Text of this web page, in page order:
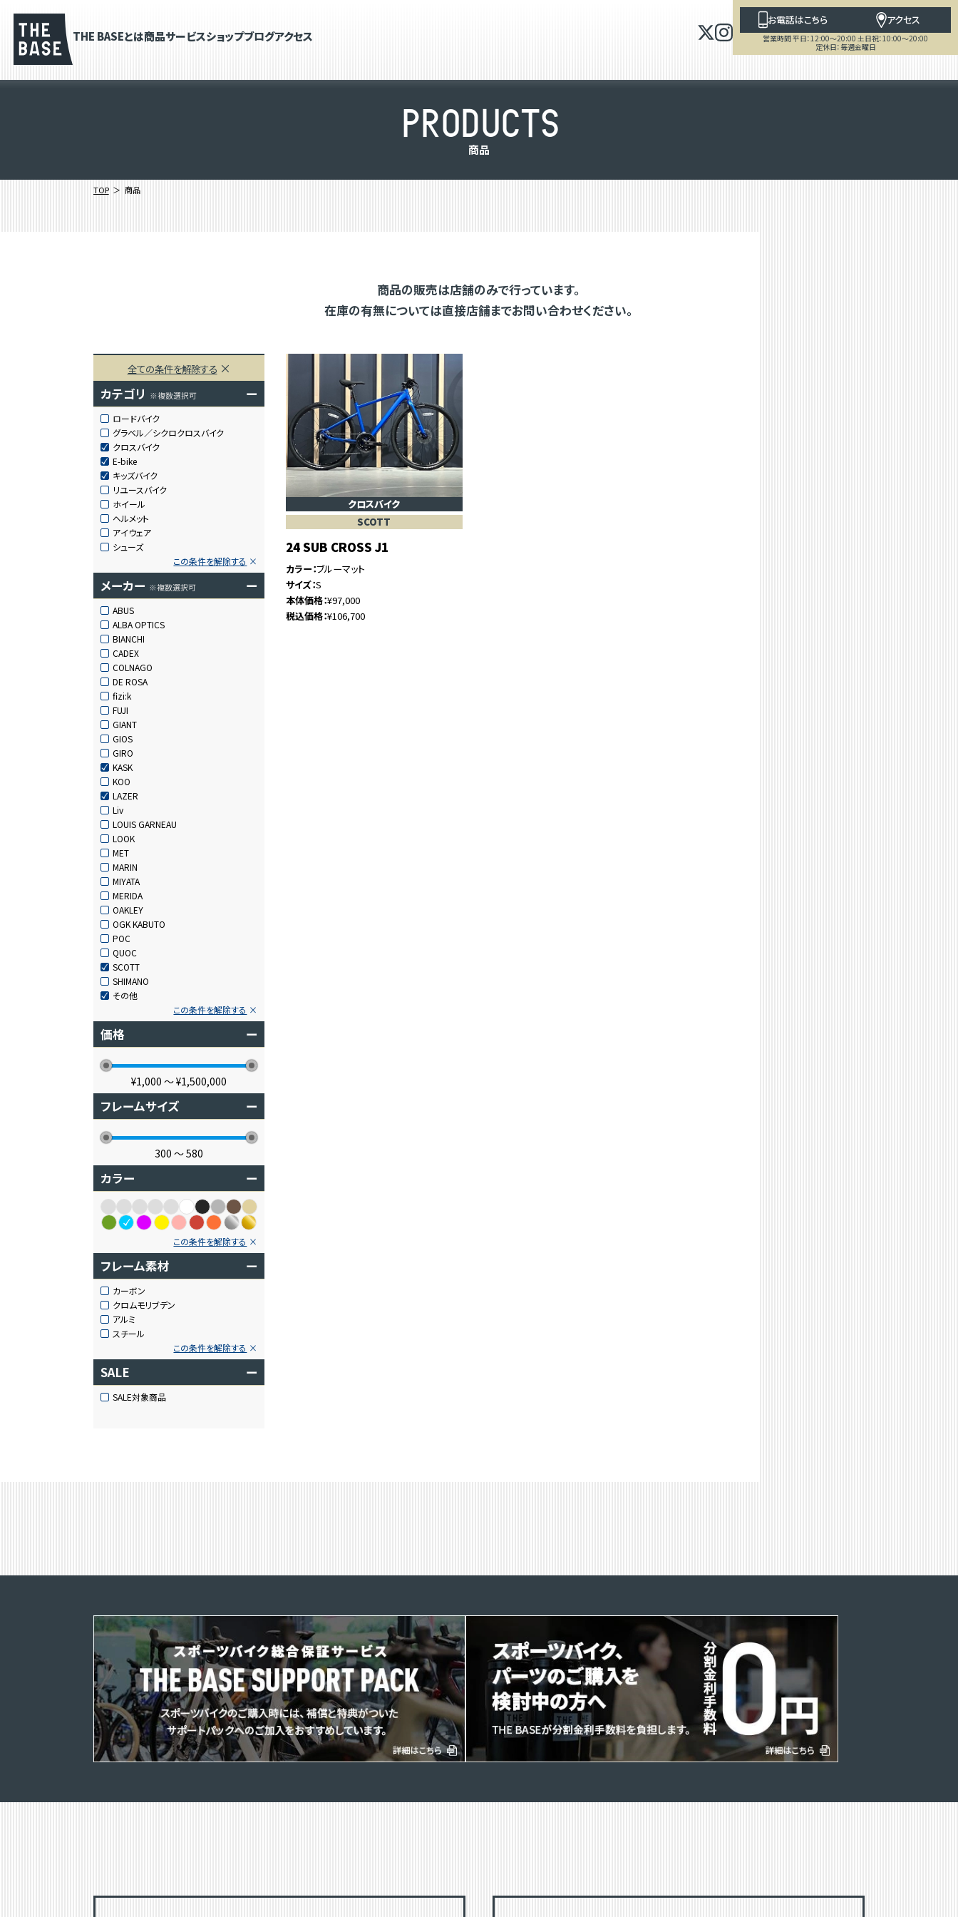
THE BASEとは商品サービスショップブログアクセス
お電話はこちら アクセス
営業時間 平日：12:00～20:00 土日祝：10:00～20:00
定休日：毎週金曜日
PRODUCTS
商品
TOP 商品
商品の販売は店舗のみで行っています。
在庫の有無については直接店舗までお問い合わせください。
全ての条件を解除する
カテゴリ ※複数選択可 ー
ロードバイク
グラベル／シクロクロスバイク
クロスバイク
E-bike
キッズバイク
リユースバイク
ホイール
ヘルメット
アイウェア
シューズ
この条件を解除する
メーカー ※複数選択可 ー
ABUS
ALBA OPTICS
BIANCHI
CADEX
COLNAGO
DE ROSA
fizi:k
FUJI
GIANT
GIOS
GIRO
KASK
KOO
LAZER
Liv
LOUIS GARNEAU
LOOK
MET
MARIN
MIYATA
MERIDA
OAKLEY
OGK KABUTO
POC
QUOC
SCOTT
SHIMANO
その他
この条件を解除する
価格 ー
¥1,000 〜¥1,500,000
フレームサイズ ー
300 〜580
カラー ー
この条件を解除する
フレーム素材 ー
カーボン
クロムモリブデン
アルミ
スチール
この条件を解除する
SALE ー
SALE対象商品
クロスバイク
SCOTT
24 SUB CROSS J1
カラー ブルーマット
サイズ S
本体価格 ¥97,000
税込価格 ¥106,700